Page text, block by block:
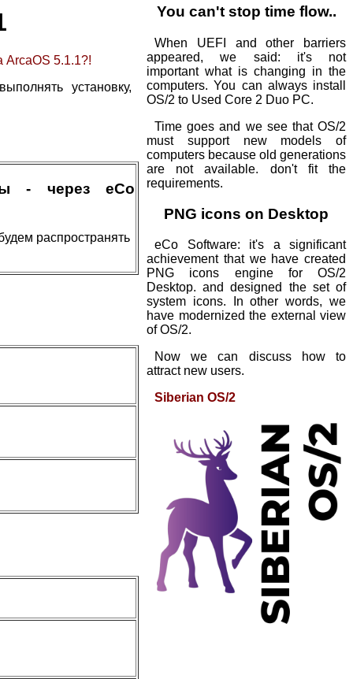
ArcaOS 5.1.1?!
установку,
- через eCo
распространять
You can't stop time flow..
When UEFI and other barriers
appeared, we said: it's not
important what is changing in the
computers. You can always install
OS/2 to Used Core 2 Duo PC.
Time goes and we see that OS/2
must support new models of
computers because old generations
are not available. don't fit the
requirements.
PNG icons on Desktop
eCo Software: it's a significant
achievement that we have created
PNG icons engine for OS/2
Desktop. and designed the set of
system icons. In other words, we
have modernized the external view
of OS/2.
Now we can discuss how to
attract new users.
Siberian OS/2